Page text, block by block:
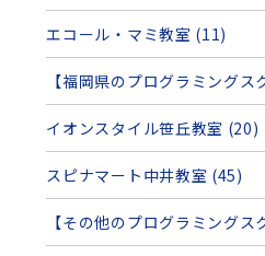
エコール・マミ教室 (11)
【福岡県のプログラミングス
イオンスタイル笹丘教室 (20)
スピナマート中井教室 (45)
【その他のプログラミングス